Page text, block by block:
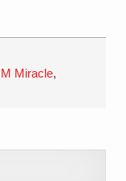
Miracle,